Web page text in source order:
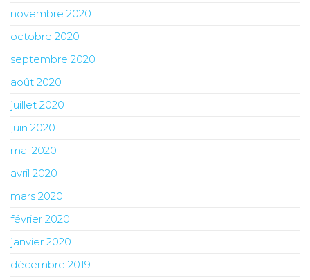
novembre 2020
octobre 2020
septembre 2020
août 2020
juillet 2020
juin 2020
mai 2020
avril 2020
mars 2020
février 2020
janvier 2020
décembre 2019